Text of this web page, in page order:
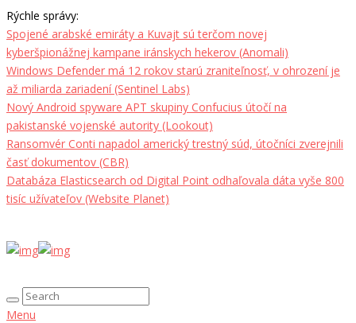
Rýchle správy:
Spojené arabské emiráty a Kuvajt sú terčom novej
kyberšpionážnej kampane iránskych hekerov (Anomali)
Windows Defender má 12 rokov starú zraniteľnosť, v ohrození je
až miliarda zariadení (Sentinel Labs)
Nový Android spyware APT skupiny Confucius útočí na
pakistanské vojenské autority (Lookout)
Ransomvér Conti napadol americký trestný súd, útočníci zverejnili
časť dokumentov (CBR)
Databáza Elasticsearch od Digital Point odhaľovala dáta vyše 800
tisíc užívateľov (Website Planet)
Menu